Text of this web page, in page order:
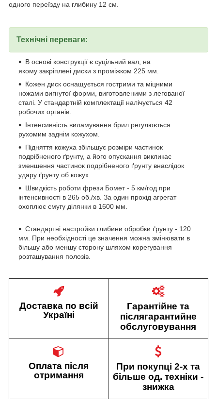
одного переїзду на глибину 12 см.
Технічні переваги:
В основі конструкції є суцільний вал, на
якому закріплені диски з проміжком 225 мм.
Кожен диск оснащується гострими та міцними
ножами вигнутої форми, виготовленими з легованої
сталі. У стандартній комплектації налічується 42
робочих органів.
Інтенсивність виламування брил регулюється
рухомим заднім кожухом.
Підняття кожуха збільшує розміри частинок
подрібненого ґрунту, а його опускання викликає
зменшення частинок подрібненого ґрунту внаслідок
удару ґрунту об кожух.
Швидкість роботи фрези Бомет - 5 км/год при
інтенсивності в 265 об./хв. За один прохід агрегат
охоплює смугу ділянки в 1600 мм.
Стандартні настройки глибини обробки ґрунту - 120
мм. При необхідності це значення можна змінювати в
більшу або меншу сторону шляхом корегування
розташування полозів.
Доставка по всій
Україні
Гарантійне та
післягарантийне
обслуговування
Оплата після
отримання
При покупці 2-х та
більше од. техніки -
знижка